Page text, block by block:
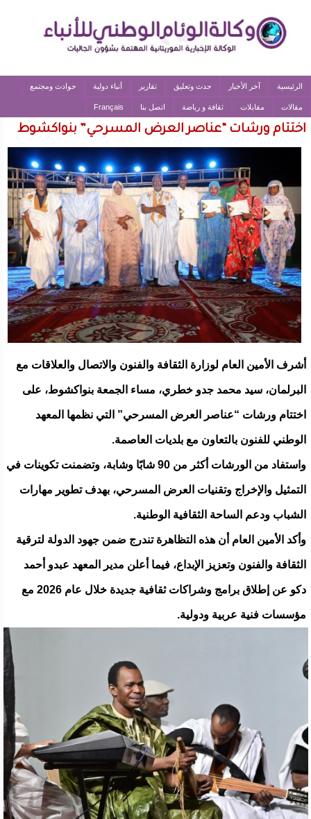
الرئيسية آخر الأخبار حدث وتعليق تقارير أنباء دولية حوادث ومجتمع
مقالات مقابلات ثقافة و رياضة اتصل بنا Français
اختتام ورشات “عناصر العرض المسرحي” بنواكشوط
أشرف الأمين العام لوزارة الثقافة والفنون والاتصال والعلاقات مع
البرلمان، سيد محمد جدو خطري، مساء الجمعة بنواكشوط، على
اختتام ورشات “عناصر العرض المسرحي” التي نظمها المعهد
الوطني للفنون بالتعاون مع بلديات العاصمة.
واستفاد من الورشات أكثر من 90 شابًا وشابة، وتضمنت تكوينات في
التمثيل والإخراج وتقنيات العرض المسرحي، بهدف تطوير مهارات
الشباب ودعم الساحة الثقافية الوطنية.
وأكد الأمين العام أن هذه التظاهرة تندرج ضمن جهود الدولة لترقية
الثقافة والفنون وتعزيز الإبداع، فيما أعلن مدير المعهد عبدو أحمد
دكو عن إطلاق برامج وشراكات ثقافية جديدة خلال عام 2026 مع
مؤسسات فنية عربية ودولية.